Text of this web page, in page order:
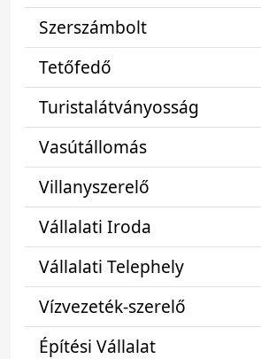
Szerszámbolt
Tetőfedő
Turistalátványosság
Vasútállomás
Villanyszerelő
Vállalati Iroda
Vállalati Telephely
Vízvezeték-szerelő
Építési Vállalat